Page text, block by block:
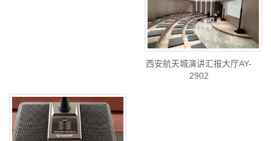
西安航天城演讲汇报大厅AY-
2902